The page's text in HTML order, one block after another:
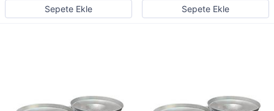
Sepete Ekle Sepete Ekle